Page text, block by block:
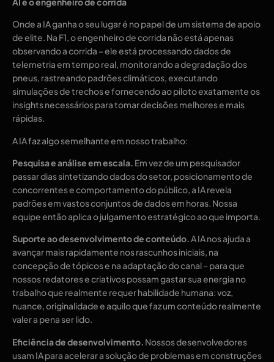
Onde a IA ganha o seu lugar é no papel de um sistema de apoio
de elite. Na F1, o engenheiro de corrida não está apenas
observando a corrida – ele está processando dados de
telemetria em tempo real, monitorando a degradação dos
pneus, rastreando padrões climáticos, executando
simulações de trechos e fornecendo ao piloto exatamente os
insights necessários para tomar decisões melhores e mais
rápidas.
A IA faz algo semelhante em nosso trabalho:
Pesquisa e análise em escala. Em vez de um pesquisador
passar dias sintetizando dados do setor, posicionamento de
concorrentes e comportamento do público, a IA revela
padrões em vastos conjuntos de dados em horas. Nossa
equipe então aplica o julgamento estratégico ao que importa.
Suporte ao desenvolvimento de conteúdo.A IA nos ajuda a
avançar mais rapidamente nos rascunhos iniciais, na
concepção de tópicos e na adaptação do canal – para que
nossos redatores e criativos possam gastar sua energia no
trabalho que realmente requer habilidade humana: voz,
nuance, originalidade e aquilo que faz um conteúdo realmente
valer a pena ser lido.
Eficiência de desenvolvimento. Nossos desenvolvedores
usam IA para acelerar a solução de problemas em construções